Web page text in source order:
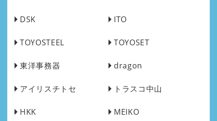
DSK ITO
TOYOSTEEL TOYOSET
東洋事務器 dragon
アイリスチトセ トラスコ中山
HKK MEIKO